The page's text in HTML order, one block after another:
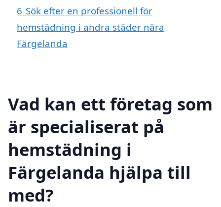
6 Sök efter en professionell för
hemstädning i andra städer nära
Färgelanda
Vad kan ett företag som
är specialiserat på
hemstädning i
Färgelanda hjälpa till
med?